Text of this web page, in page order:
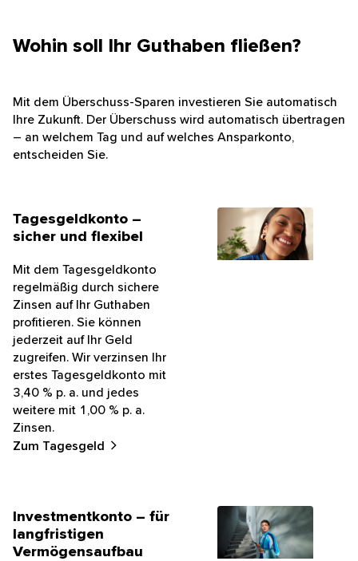
Wohin soll Ihr Guthaben fließen?
Mit dem Überschuss-Sparen investieren Sie automatisch
Ihre Zukunft. Der Überschuss wird automatisch übertragen
– an welchem Tag und auf welches Ansparkonto,
entscheiden Sie.
Tagesgeldkonto –
sicher und flexibel
Mit dem Tagesgeldkonto
regelmäßig durch sichere
Zinsen auf Ihr Guthaben
profitieren. Sie können
jederzeit auf Ihr Geld
zugreifen. Wir verzinsen Ihr
erstes Tagesgeldkonto mit
3,40 % p. a. und jedes
weitere mit 1,00 % p. a.
Zinsen.
Zum Tagesgeld
Investmentkonto – für
langfristigen
Vermögensaufbau